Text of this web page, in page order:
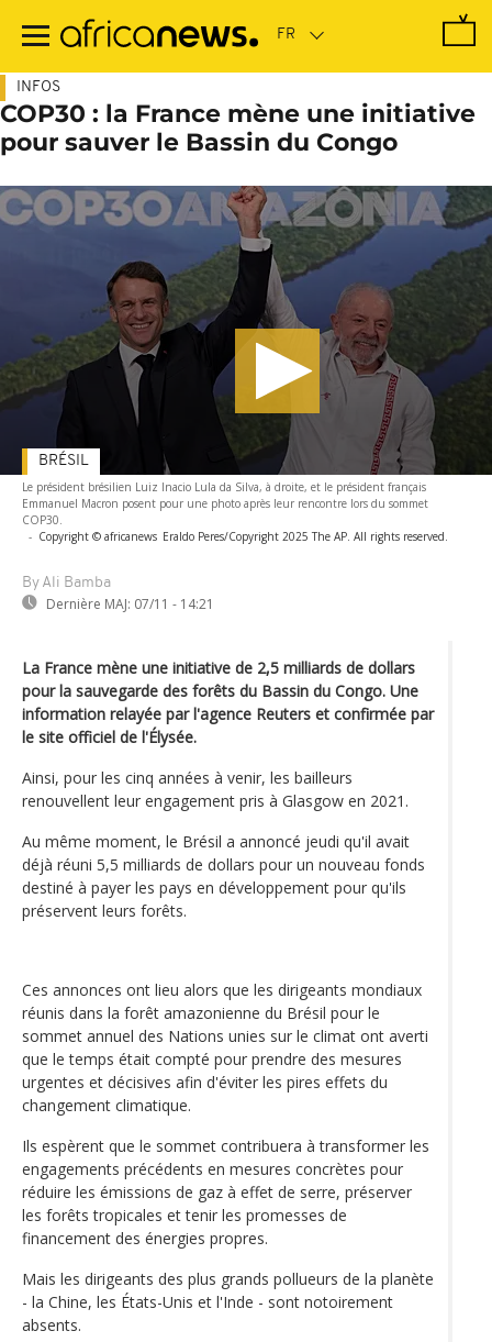
contenu
INFOS
COP30 : la France mène une initiative
pour sauver le Bassin du Congo
Le président brésilien Luiz Inacio Lula da Silva, à droite, et le président français
Emmanuel Macron posent pour une photo après leur rencontre lors du sommet
COP30.
- Copyright © africanews Eraldo Peres/Copyright 2025 The AP. All rights reserved.
By Ali Bamba
Dernière MAJ: 07/11 - 14:21
BRÉSIL
La France mène une initiative de 2,5 milliards de dollars
pour la sauvegarde des forêts du Bassin du Congo. Une
information relayée par l'agence Reuters et confirmée par
le site officiel de l'Élysée.
Ainsi, pour les cinq années à venir, les bailleurs
renouvellent leur engagement pris à Glasgow en 2021.
Au même moment, le Brésil a annoncé jeudi qu'il avait
déjà réuni 5,5 milliards de dollars pour un nouveau fonds
destiné à payer les pays en développement pour qu'ils
préservent leurs forêts.
Ces annonces ont lieu alors que les dirigeants mondiaux
réunis dans la forêt amazonienne du Brésil pour le
sommet annuel des Nations unies sur le climat ont averti
que le temps était compté pour prendre des mesures
urgentes et décisives afin d'éviter les pires effets du
changement climatique.
Ils espèrent que le sommet contribuera à transformer les
engagements précédents en mesures concrètes pour
réduire les émissions de gaz à effet de serre, préserver
les forêts tropicales et tenir les promesses de
financement des énergies propres.
Mais les dirigeants des plus grands pollueurs de la planète
- la Chine, les États-Unis et l'Inde - sont notoirement
absents.